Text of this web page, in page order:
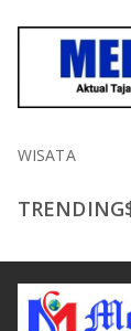
WISATA